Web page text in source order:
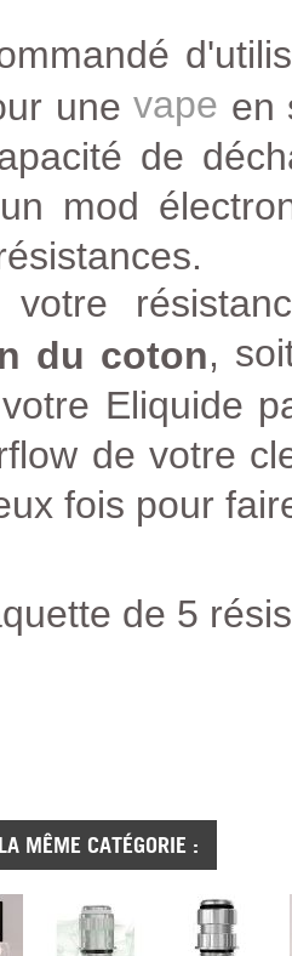
unevape en
de
mod
votre
du coton,
Eliquide
de votre
fois pour
de 5
MÊME CATÉGORIE :